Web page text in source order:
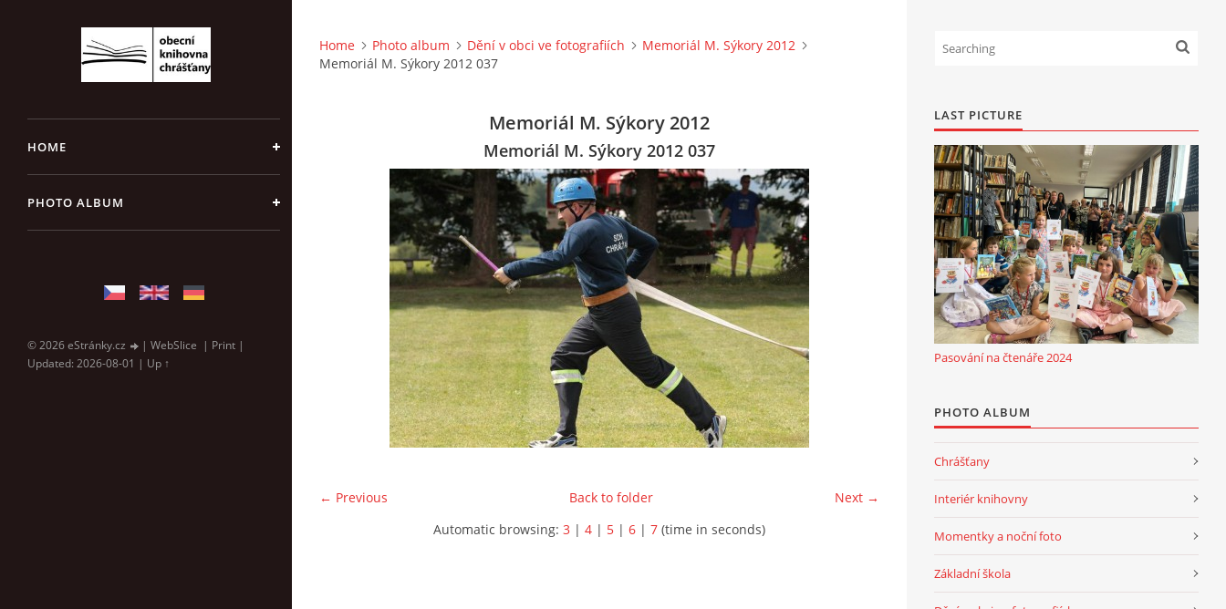
HOME
PHOTO ALBUM
© 2026 eStránky.cz | WebSlice | Print |
Updated: 2026-08-01 | Up ↑
Home Photo album Dění v obci ve fotografiích
Memoriál M. Sýkory 2012
Memoriál M. Sýkory 2012 037
Memoriál M. Sýkory 2012
Memoriál M. Sýkory 2012 037
← Previous Next →
Back to folder
Automatic browsing: 3 | 4 | 5 | 6 | 7 (time in seconds)
LAST PICTURE
Pasování na čtenáře 2024
PHOTO ALBUM
Chrášťany
Interiér knihovny
Momentky a noční foto
Základní škola